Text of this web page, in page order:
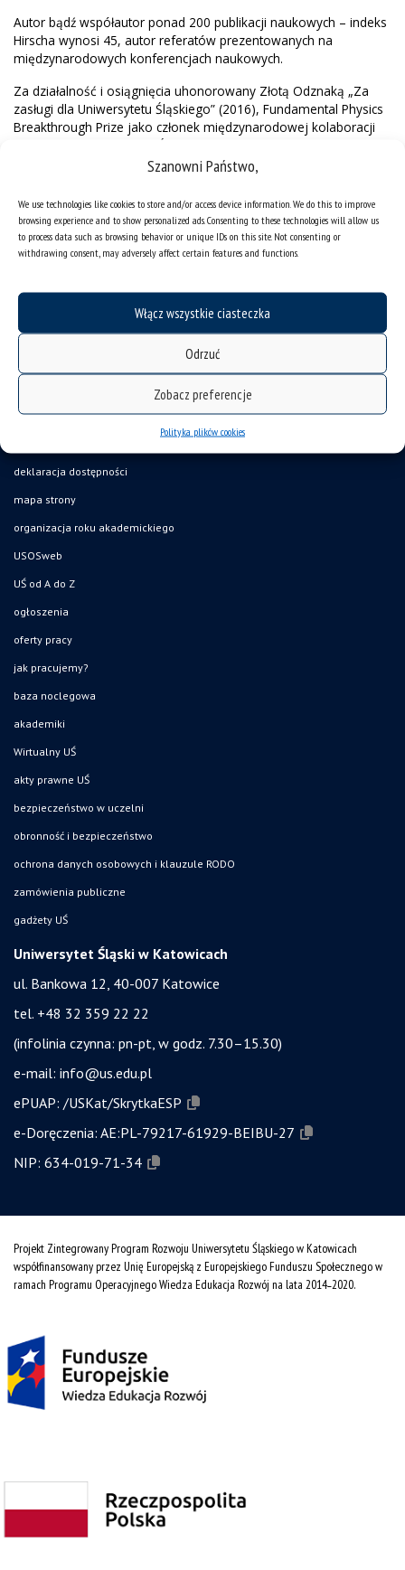
Szanowni Państwo,
We use technologies like cookies to store and/or access device information. We do this to improve
browsing experience and to show personalized ads. Consenting to these technologies will allow us
to process data such as browsing behavior or unique IDs on this site. Not consenting or
withdrawing consent, may adversely affect certain features and functions.
Włącz wszystkie ciasteczka
Odrzuć
Zobacz preferencje
Polityka plików cookies
Autor bądź współautor ponad 200 publikacji naukowych – indeks
Hirscha wynosi 45, autor referatów prezentowanych na
międzynarodowych konferencjach naukowych.
Za działalność i osiągnięcia uhonorowany Złotą Odznaką „Za
zasługi dla Uniwersytetu Śląskiego” (2016), Fundamental Physics
Breakthrough Prize jako członek międzynarodowej kolaboracji
fizyków T2K (2016) oraz Śląską Nagrodą Naukową (2019).
W 2020 roku został wyróżniony uniwersytecką Nagrodą Pro
Scientia et Arte przyznaną w uznaniu wybitnych osiągnięć
naukowych i dydaktycznych.
deklaracja dostępności
mapa strony
organizacja roku akademickiego
USOSweb
UŚ od A do Z
ogłoszenia
oferty pracy
jak pracujemy?
baza noclegowa
akademiki
Wirtualny UŚ
akty prawne UŚ
bezpieczeństwo w uczelni
obronność i bezpieczeństwo
ochrona danych osobowych i klauzule RODO
zamówienia publiczne
gadżety UŚ
Uniwersytet Śląski w Katowicach
ul. Bankowa 12, 40-007 Katowice
tel. +48 32 359 22 22
(infolinia czynna: pn-pt, w godz. 7.30–15.30)
e-mail: info@us.edu.pl
ePUAP: /USKat/SkrytkaESP
e-Doręczenia: AE:PL-79217-61929-BEIBU-27
NIP: 634-019-71-34
Projekt Zintegrowany Program Rozwoju Uniwersytetu Śląskiego w Katowicach
współfinansowany przez Unię Europejską z Europejskiego Funduszu Społecznego w
ramach Programu Operacyjnego Wiedza Edukacja Rozwój na lata 2014˗2020.